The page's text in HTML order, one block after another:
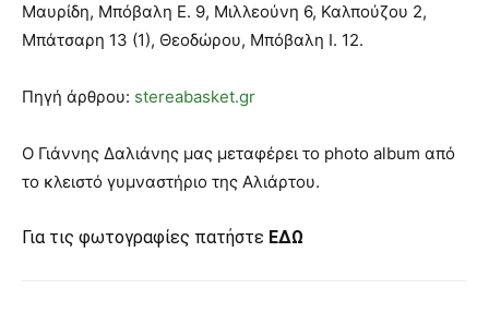
Μαυρίδη, Μπόβαλη Ε. 9, Μιλλεούνη 6, Καλπούζου 2,
Μπάτσαρη 13 (1), Θεοδώρου, Μπόβαλη Ι. 12.
Πηγή άρθρου: stereabasket.gr
O Γιάννης Δαλιάνης μας μεταφέρει το photo album από
το κλειστό γυμναστήριο της Αλιάρτου.
Για τις φωτογραφίες πατήστε ΕΔΩ